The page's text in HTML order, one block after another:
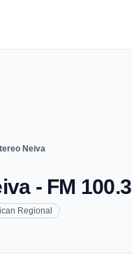
Neiva
- FM
Regional